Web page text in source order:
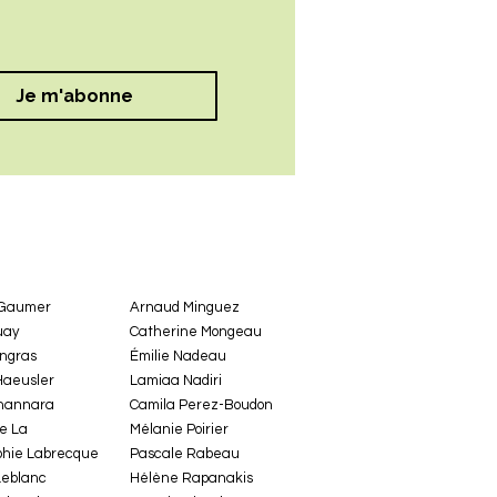
Je m'abonne
La
Labrecque
Arnaud Minguez
Catherine Mongeau
Émilie Nadeau
Lamiaa Nadiri
Camila Perez-Boudon
Mélanie Poirier
Pascale Rabeau
Hélène Rapanakis